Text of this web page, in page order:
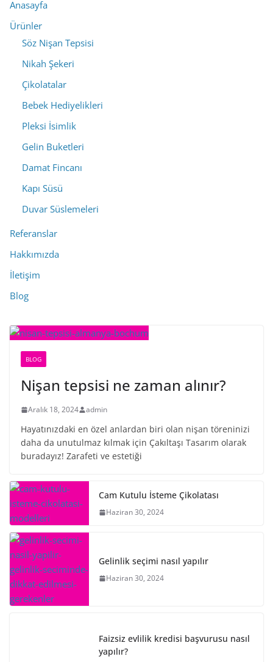
Anasayfa
Ürünler
Söz Nişan Tepsisi
Nikah Şekeri
Çikolatalar
Bebek Hediyelikleri
Pleksi İsimlik
Gelin Buketleri
Damat Fincanı
Kapı Süsü
Duvar Süslemeleri
Referanslar
Hakkımızda
İletişim
Blog
BLOG
Nişan tepsisi ne zaman alınır?
Aralık 18, 2024 admin
Hayatınızdaki en özel anlardan biri olan nişan töreninizi
daha da unutulmaz kılmak için Çakıltaşı Tasarım olarak
buradayız! Zarafeti ve estetiği
Cam Kutulu İsteme Çikolatası
Haziran 30, 2024
Gelinlik seçimi nasıl yapılır
Haziran 30, 2024
Faizsiz evlilik kredisi başvurusu nasıl
yapılır?